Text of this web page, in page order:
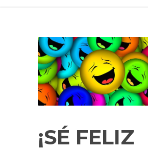
¡SÉ FELIZ